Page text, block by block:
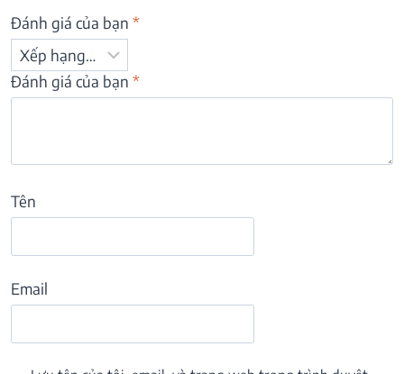
Đánh giá của bạn *
Đánh giá của bạn *
Tên
Email